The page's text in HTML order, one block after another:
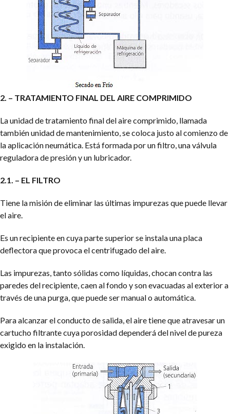
2. – TRATAMIENTO FINAL DEL AIRE COMPRIMIDO
La unidad de tratamiento final del aire comprimido, llamada
también unidad de mantenimiento, se coloca justo al comienzo de
la aplicación neumática. Está formada por un filtro, una válvula
reguladora de presión y un lubricador.
2.1. – EL FILTRO
Tiene la misión de eliminar las últimas impurezas que puede llevar
el aire.
Es un recipiente en cuya parte superior se instala una placa
deflectora que provoca el centrifugado del aire.
Las impurezas, tanto sólidas como líquidas, chocan contra las
paredes del recipiente, caen al fondo y son evacuadas al exterior a
través de una purga, que puede ser manual o automática.
Para alcanzar el conducto de salida, el aire tiene que atravesar un
cartucho filtrante cuya porosidad dependerá del nivel de pureza
exigido en la instalación.